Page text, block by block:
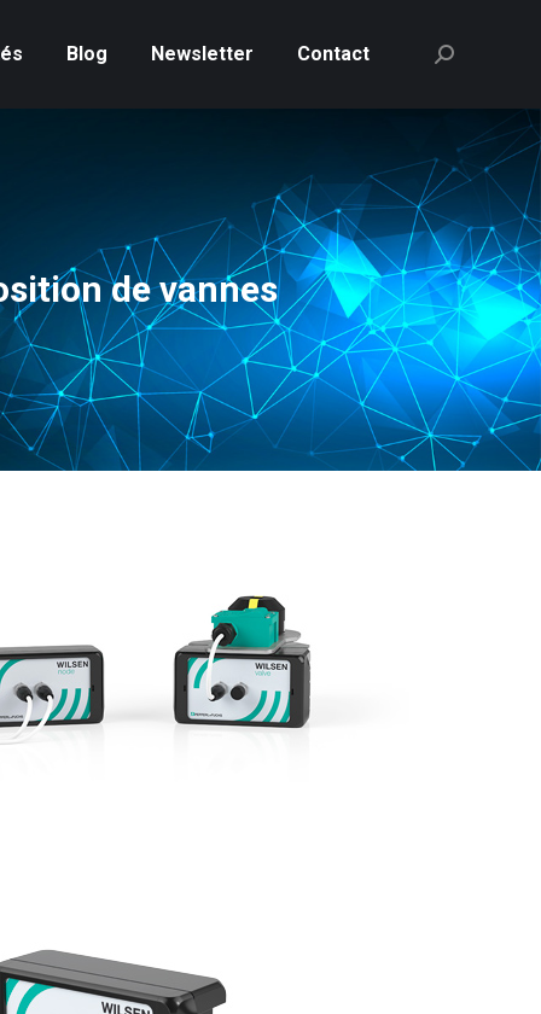
Blog Newsletter Contact
Recherche
de vannes